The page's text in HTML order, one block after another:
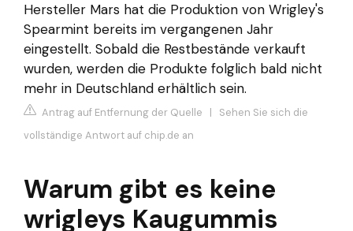
Hersteller Mars hat die Produktion von Wrigley's
Spearmint bereits im vergangenen Jahr
eingestellt. Sobald die Restbestände verkauft
wurden, werden die Produkte folglich bald nicht
mehr in Deutschland erhältlich sein.
Antrag auf Entfernung der Quelle | Sehen Sie sich die
vollständige Antwort auf chip.de an
Warum gibt es keine
wrigleys Kaugummis